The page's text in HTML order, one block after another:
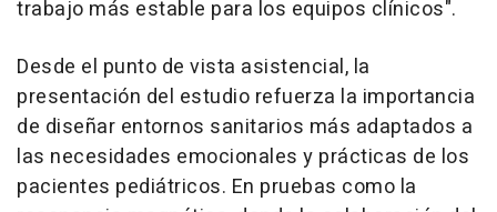
trabajo más estable para los equipos clínicos".
Desde el punto de vista asistencial, la
presentación del estudio refuerza la importancia
de diseñar entornos sanitarios más adaptados a
las necesidades emocionales y prácticas de los
pacientes pediátricos. En pruebas como la